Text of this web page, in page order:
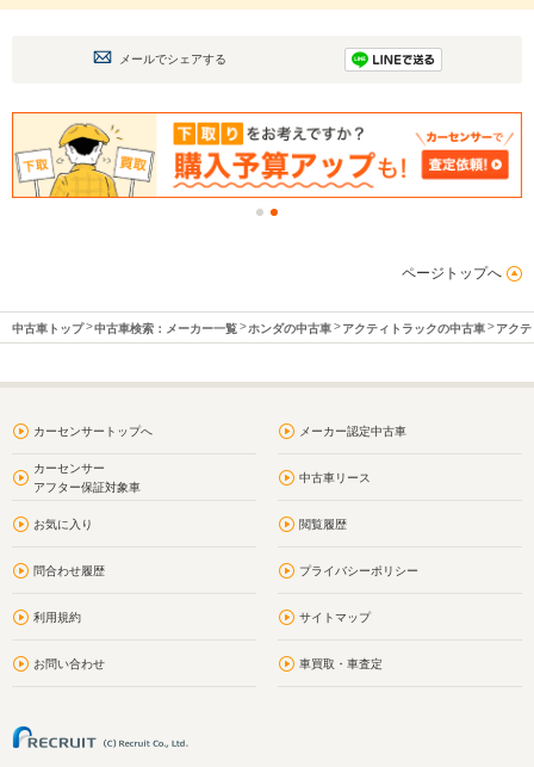
メールでシェアする
ページトップへ
中古車トップ 中古車検索：メーカー一覧 ホンダの中古車 アクティトラックの中古車 アク
カーセンサートップへ メーカー認定中古車
カーセンサー
アフター保証対象車
中古車リース
お気に入り 閲覧履歴
問合わせ履歴 プライバシーポリシー
利用規約 サイトマップ
お問い合わせ 車買取・車査定